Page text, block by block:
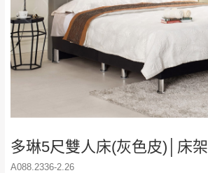
多琳5尺雙人床(灰色皮)│床架
A088.2336-2.26